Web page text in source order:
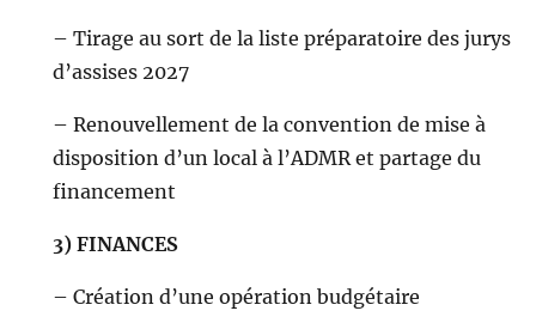
– Tirage au sort de la liste préparatoire des jurys
d’assises 2027
– Renouvellement de la convention de mise à
disposition d’un local à l’ADMR et partage du
financement
3) FINANCES
– Création d’une opération budgétaire